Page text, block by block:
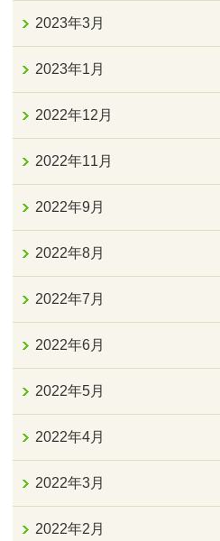
2023年3月
2023年1月
2022年12月
2022年11月
2022年9月
2022年8月
2022年7月
2022年6月
2022年5月
2022年4月
2022年3月
2022年2月